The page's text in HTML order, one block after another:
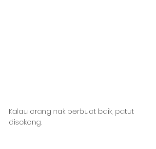
Kalau orang nak berbuat baik, patut
disokong.